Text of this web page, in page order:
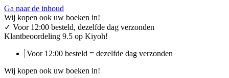
Ga naar de inhoud
Wij kopen ook uw boeken in!
✓ Voor 12:00 besteld, dezelfde dag verzonden
Klantbeoordeling 9.5 op Kiyoh!
Voor 12:00 besteld = dezelfde dag verzonden
Wij kopen ook uw boeken in!